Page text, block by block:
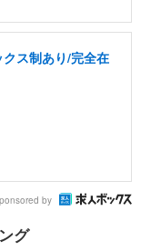
ス制あり/完全在
by
グ